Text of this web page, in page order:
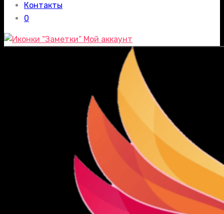
Контакты
0
Мой аккаунт